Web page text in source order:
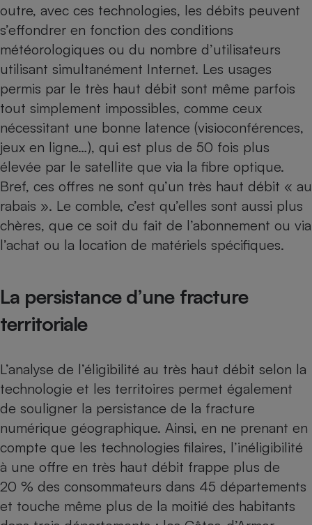
outre, avec ces technologies, les débits peuvent
s’effondrer en fonction des conditions
météorologiques ou du nombre d’utilisateurs
utilisant simultanément Internet. Les usages
permis par le très haut débit sont même parfois
tout simplement impossibles, comme ceux
nécessitant une bonne latence (visioconférences,
jeux en ligne…), qui est plus de 50 fois plus
élevée par le satellite que via la fibre optique.
Bref, ces offres ne sont qu’un très haut débit « au
rabais ». Le comble, c’est qu’elles sont aussi plus
chères, que ce soit du fait de l’abonnement ou via
l’achat ou la location de matériels spécifiques.
La persistance d’une fracture
territoriale
L’analyse de l’éligibilité au très haut débit selon la
technologie et les territoires permet également
de souligner la persistance de la fracture
numérique géographique. Ainsi, en ne prenant en
compte que les technologies filaires, l’inéligibilité
à une offre en très haut débit frappe plus de
20 % des consommateurs dans 45 départements
et touche même plus de la moitié des habitants
Robot ménager